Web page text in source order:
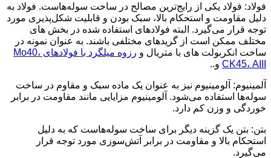
فولاد: فولاد یکی از رایج‌ترین مصالح در ساخت سوله‌هاست. فولاد به
دلیل مقاومت و استحکام بالا، سبک بودن و قابلیت شکل‌پذیری مورد
توجه قرار می‌گیرد. البته فولادهای استفاده شده در بخش های
مختلف ممکن است از گریدهای مختلفی باشند. به عنوان نمونه در
ساخت انکربولت های با متریال و
رزوه میلگرد با فولادهای Mo40،
CK45، AIII و..
آلمینیوم: آلومینیوم نیز به عنوان یک ماده سبک و مقاوم در ساخت
سوله‌ها استفاده می‌شود. آلومینیوم مزایایی مانند مقاومت در برابر
خوردگی و وزن کم دارد.
بتن: بتن یک گزینه دیگر برای ساخت سوله‌هاست که به دلیل
استحکام بالا و مقاومت در برابر آتش‌سوزی مورد توجه قرار
می‌گیرد.